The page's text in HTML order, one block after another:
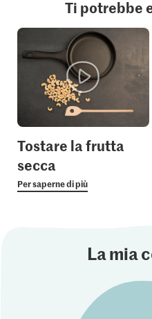
Ti potrebbe
Tostare la frutta
secca
Per saperne di più
La mia